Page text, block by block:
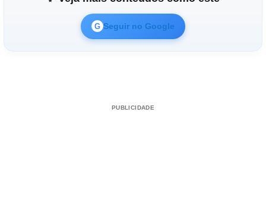
G Seguir no Google
PUBLICIDADE